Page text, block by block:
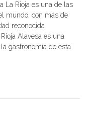
La Rioja es una de las
mundo, con más de
reconocida
Alavesa es una
gastronomía de esta